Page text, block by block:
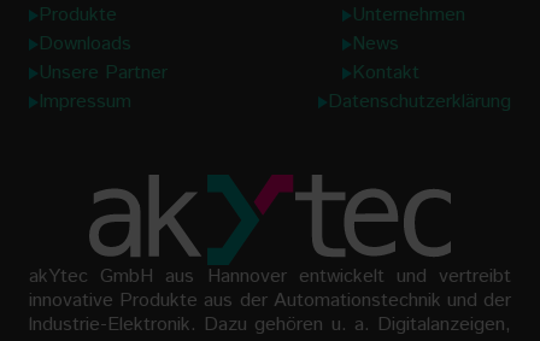
Produkte
Unternehmen
Downloads
News
Unsere Partner
Kontakt
Impressum
Datenschutzerklärung
akYtec GmbH aus Hannover entwickelt und vertreibt
innovative Produkte aus der Automationstechnik und der
lndustrie-Elektronik. Dazu gehören u. a. Digitalanzeigen,